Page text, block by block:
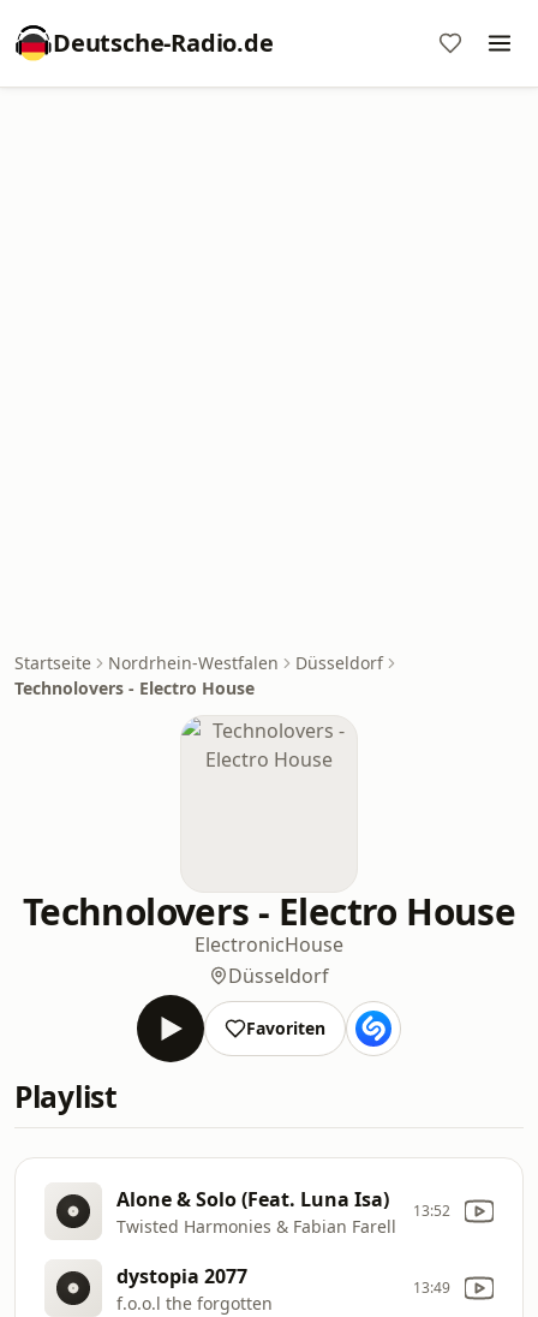
Deutsche-Radio.de
Startseite Nordrhein-Westfalen
Düsseldorf
Technolovers - Electro House
Technolovers - Electro House
ElectronicHouse
Düsseldorf
Favoriten
Playlist
Alone & Solo (Feat. Luna Isa)
Twisted Harmonies & Fabian Farell
13:52
dystopia 2077
f.o.o.l the forgotten
13:49